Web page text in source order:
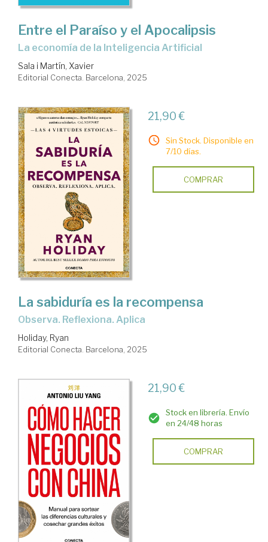
Entre el Paraíso y el Apocalipsis
La economía de la Inteligencia Artificial
Sala i Martín, Xavier
Editorial Conecta. Barcelona, 2025
21,90 €
Sin Stock. Disponible en
7/10 días.
COMPRAR
La sabiduría es la recompensa
Observa. Reflexiona. Aplica
Holiday, Ryan
Editorial Conecta. Barcelona, 2025
21,90 €
Stock en librería. Envío
en 24/48 horas
COMPRAR